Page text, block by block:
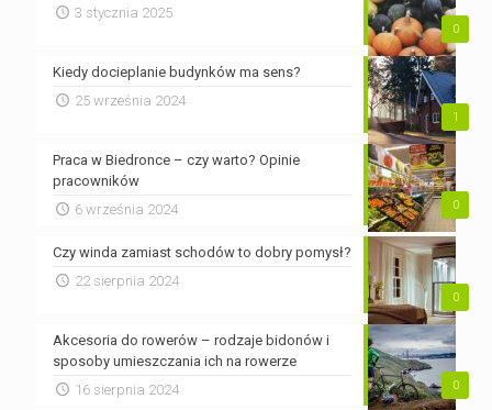
0
3 stycznia 2025
1
Kiedy docieplanie budynków ma sens?
25 września 2024
0
Praca w Biedronce – czy warto? Opinie
pracowników
6 września 2024
0
Czy winda zamiast schodów to dobry pomysł?
22 sierpnia 2024
0
Akcesoria do rowerów – rodzaje bidonów i
sposoby umieszczania ich na rowerze
16 sierpnia 2024